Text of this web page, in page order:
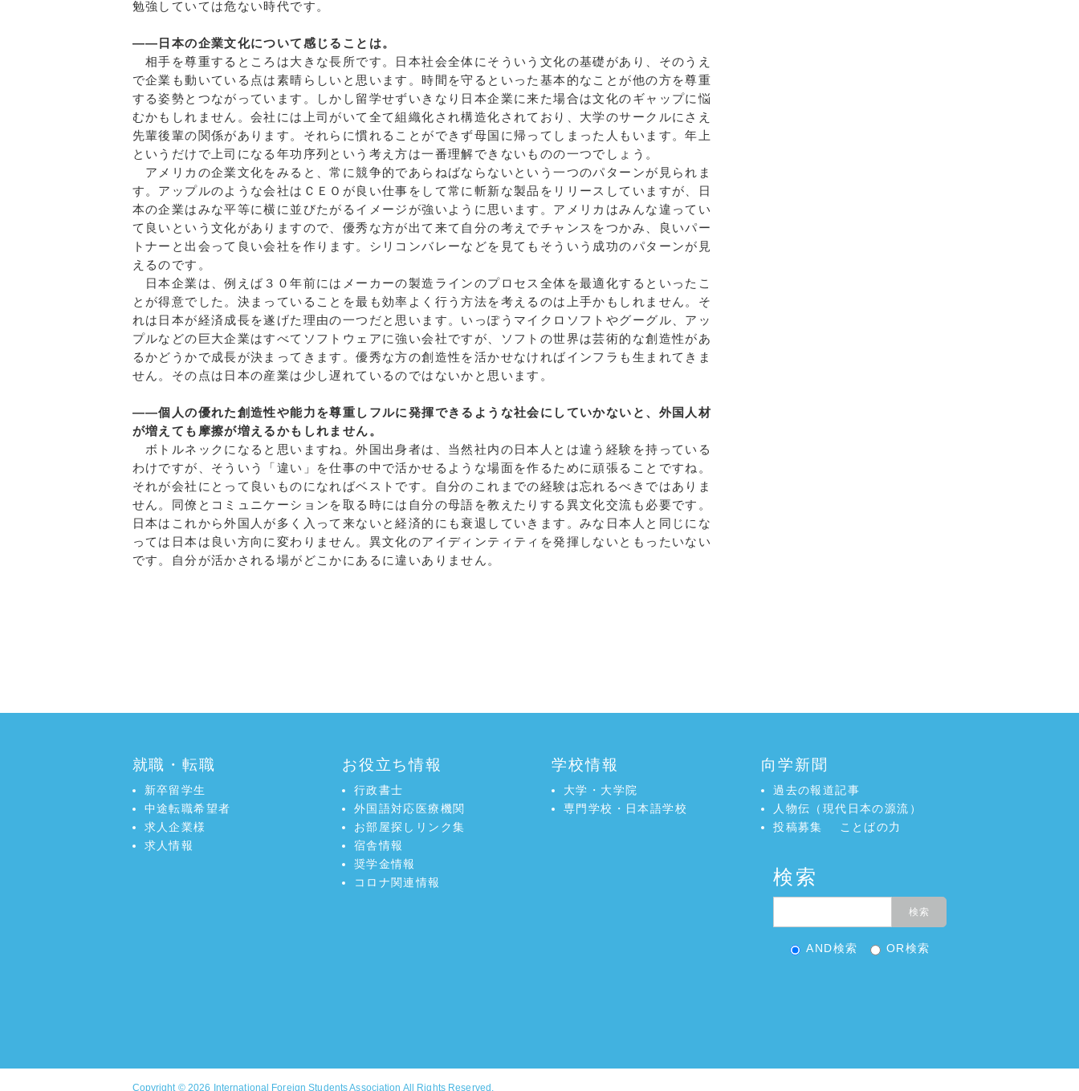
勉強していては危ない時代です。
――日本の企業文化について感じることは。
相手を尊重するところは大きな長所です。日本社会全体にそういう文化の基礎があり、そのうえ
で企業も動いている点は素晴らしいと思います。時間を守るといった基本的なことが他の方を尊重
する姿勢とつながっています。しかし留学せずいきなり日本企業に来た場合は文化のギャップに悩
むかもしれません。会社には上司がいて全て組織化され構造化されており、大学のサークルにさえ
先輩後輩の関係があります。それらに慣れることができず母国に帰ってしまった人もいます。年上
というだけで上司になる年功序列という考え方は一番理解できないものの一つでしょう。
アメリカの企業文化をみると、常に競争的であらねばならないという一つのパターンが見られま
す。アップルのような会社はＣＥＯが良い仕事をして常に斬新な製品をリリースしていますが、日
本の企業はみな平等に横に並びたがるイメージが強いように思います。アメリカはみんな違ってい
て良いという文化がありますので、優秀な方が出て来て自分の考えでチャンスをつかみ、良いパー
トナーと出会って良い会社を作ります。シリコンバレーなどを見てもそういう成功のパターンが見
えるのです。
日本企業は、例えば３０年前にはメーカーの製造ラインのプロセス全体を最適化するといったこ
とが得意でした。決まっていることを最も効率よく行う方法を考えるのは上手かもしれません。そ
れは日本が経済成長を遂げた理由の一つだと思います。いっぽうマイクロソフトやグーグル、アッ
プルなどの巨大企業はすべてソフトウェアに強い会社ですが、ソフトの世界は芸術的な創造性があ
るかどうかで成長が決まってきます。優秀な方の創造性を活かせなければインフラも生まれてきま
せん。その点は日本の産業は少し遅れているのではないかと思います。
――個人の優れた創造性や能力を尊重しフルに発揮できるような社会にしていかないと、外国人材
が増えても摩擦が増えるかもしれません。
ボトルネックになると思いますね。外国出身者は、当然社内の日本人とは違う経験を持っている
わけですが、そういう「違い」を仕事の中で活かせるような場面を作るために頑張ることですね。
それが会社にとって良いものになればベストです。自分のこれまでの経験は忘れるべきではありま
せん。同僚とコミュニケーションを取る時には自分の母語を教えたりする異文化交流も必要です。
日本はこれから外国人が多く入って来ないと経済的にも衰退していきます。みな日本人と同じにな
っては日本は良い方向に変わりません。異文化のアイディンティティを発揮しないともったいない
です。自分が活かされる場がどこかにあるに違いありません。
就職・転職
新卒留学生
中途転職希望者
求人企業様
求人情報
お役立ち情報
行政書士
外国語対応医療機関
お部屋探しリンク集
宿舎情報
奨学金情報
コロナ関連情報
学校情報
大学・大学院
専門学校・日本語学校
向学新聞
過去の報道記事
人物伝（現代日本の源流）
投稿募集
ことばの力
検索
AND検索 OR検索
Copyright © 2026 International Foreign Students Association All Rights Reserved.